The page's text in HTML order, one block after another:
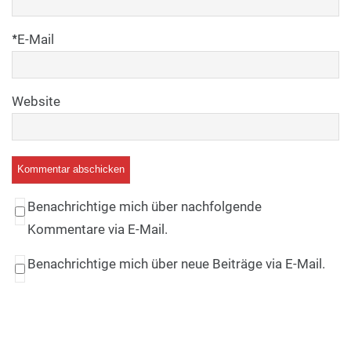
E-Mail
*
Website
Benachrichtige mich über nachfolgende
Kommentare via E-Mail.
Benachrichtige mich über neue Beiträge via E-Mail.